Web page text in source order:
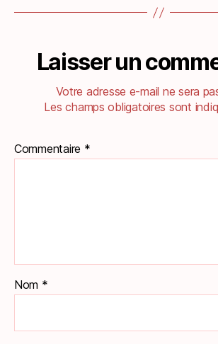
Laisser un
Votre adresse e-mail ne sera
Les champs obligatoires sont
Commentaire *
Nom *